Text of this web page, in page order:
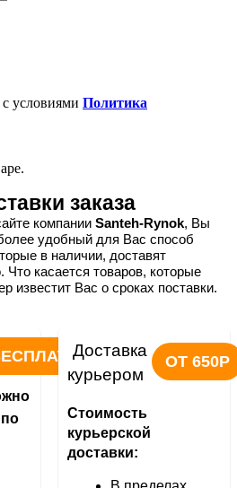
условиями Политика
заказа
компании Santeh-Rynok, Вы
удобный для Вас способ
в наличии, доставят
касается товаров, которые
известит Вас о сроках поставки.
Доставка
курьером
ОТ 650Р
Стоимость
курьерской
доставки: